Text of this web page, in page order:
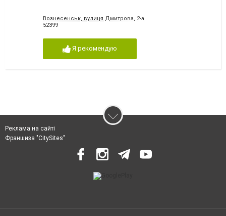
Вознесенськ, вулиця Дмитрова, 2-а
52399
Я рекомендую
Реклама на сайті
Франшиза "CitySites"